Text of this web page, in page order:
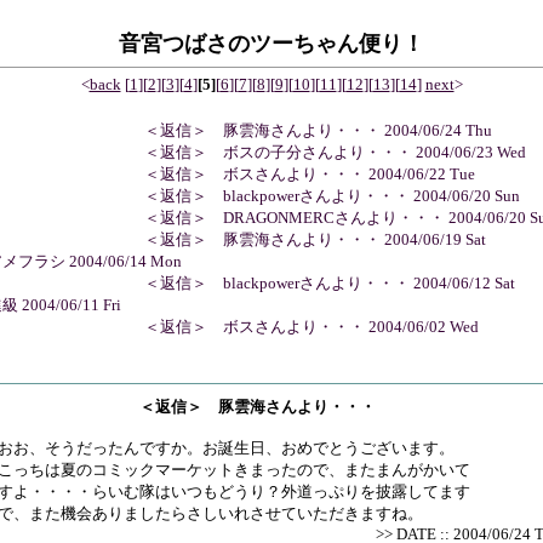
音宮つばさのツーちゃん便り！
<back [1][2][3][4][5][6][7][8][9][10][11][12][13][14] next>
返信＞ 豚雲海さんより・・・ 2004/06/24 Thu
返信＞ ボスの子分さんより・・・ 2004/06/23 Wed
返信＞ ボスさんより・・・ 2004/06/22 Tue
返信＞ blackpowerさんより・・・ 2004/06/20 Sun
返信＞ DRAGONMERCさんより・・・ 2004/06/20
返信＞ 豚雲海さんより・・・ 2004/06/19 Sat
フラシ 2004/06/14 Mon
返信＞ blackpowerさんより・・・ 2004/06/12 Sat
2004/06/11 Fri
返信＞ ボスさんより・・・ 2004/06/02 Wed
返信＞ 豚雲海さんより・・・
お、そうだったんですか。お誕生日、おめでとうございます。
っちは夏のコミックマーケットきまったので、またまんがかいて
よ・・・・らいむ隊はいつもどうり？外道っぷりを披露してます
、また機会ありましたらさしいれさせていただきますね。
>> DATE :: 2004/06/24